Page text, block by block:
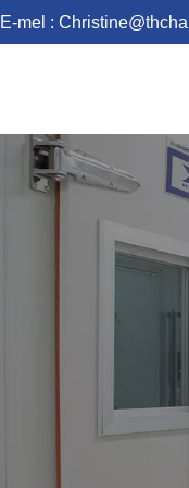
E-mel :